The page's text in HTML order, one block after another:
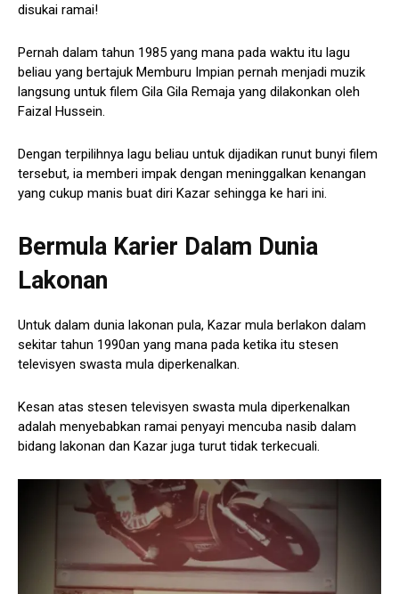
disukai ramai!
Pernah dalam tahun 1985 yang mana pada waktu itu lagu
beliau yang bertajuk Memburu Impian pernah menjadi muzik
langsung untuk filem Gila Gila Remaja yang dilakonkan oleh
Faizal Hussein.
Dengan terpilihnya lagu beliau untuk dijadikan runut bunyi filem
tersebut, ia memberi impak dengan meninggalkan kenangan
yang cukup manis buat diri Kazar sehingga ke hari ini.
Bermula Karier Dalam Dunia
Lakonan
Untuk dalam dunia lakonan pula, Kazar mula berlakon dalam
sekitar tahun 1990an yang mana pada ketika itu stesen
televisyen swasta mula diperkenalkan.
Kesan atas stesen televisyen swasta mula diperkenalkan
adalah menyebabkan ramai penyayi mencuba nasib dalam
bidang lakonan dan Kazar juga turut tidak terkecuali.